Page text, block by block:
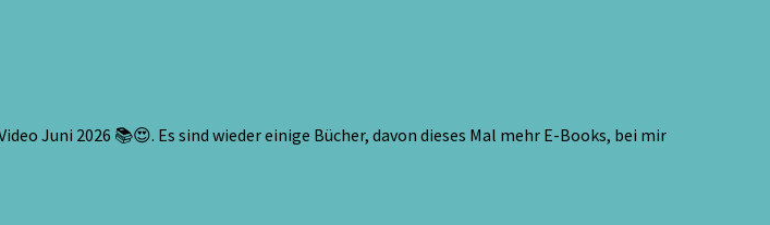
Juni 2026 📚😍. Es sind wieder einige Bücher, davon dieses Mal mehr E-Books, bei mir